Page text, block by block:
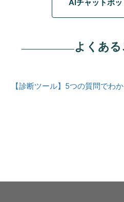
AIチャットボ
よくある
【診断ツール】5つの質問でわ